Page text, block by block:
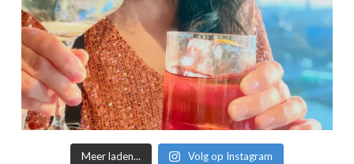
Meer laden... Volg op Instagram